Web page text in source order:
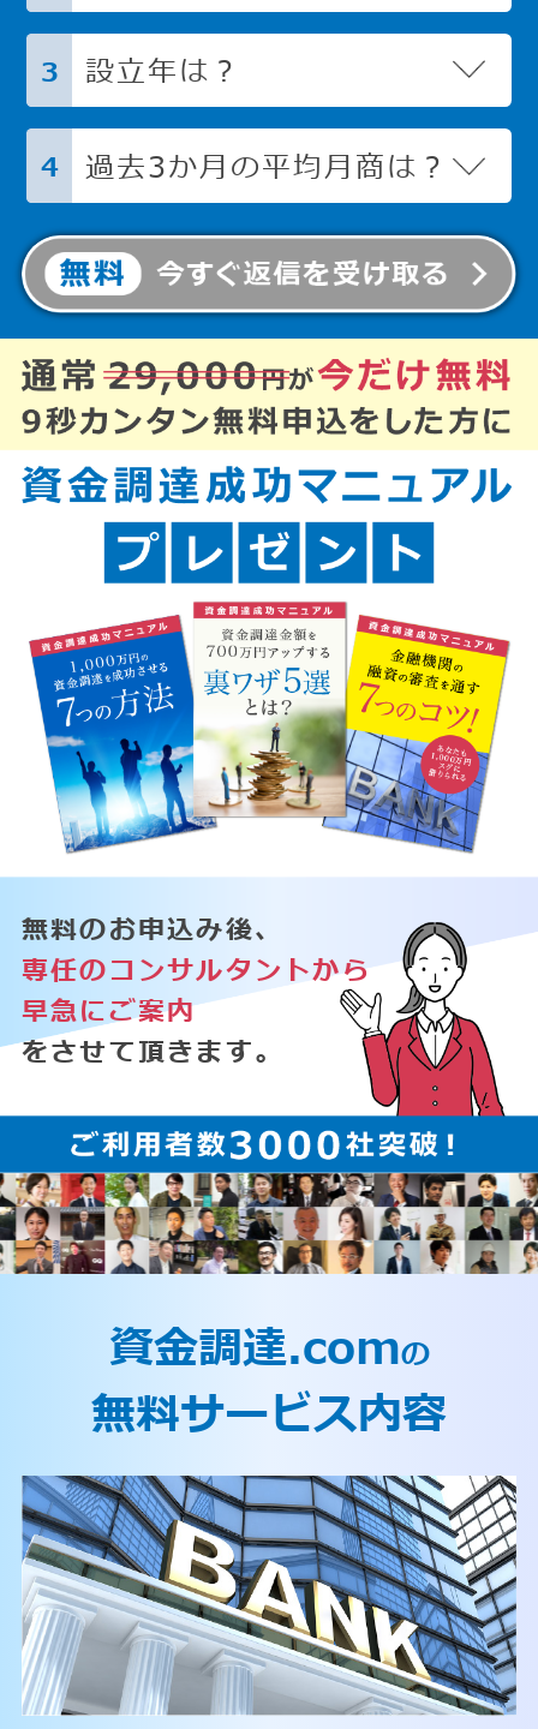
3 設立年は？
4 過去3か月の平均月商は？
無料のお申込み後、
専任のコンサルタントから
早急にご案内
をさせて頂きます。
資金調達.comの
無料サービス内容